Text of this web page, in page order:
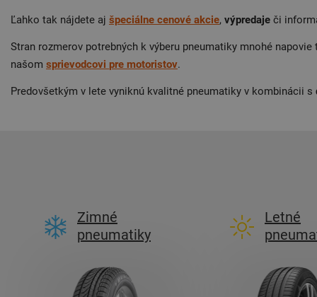
Ľahko tak nájdete aj špeciálne cenové akcie, výpredaje či
Stran rozmerov potrebných k výberu pneumatiky mnohé
našom sprievodcovi pre motoristov.
Predovšetkým v lete vyniknú kvalitné pneumatiky v kombinácii s
Zimné
pneumatiky
Letné